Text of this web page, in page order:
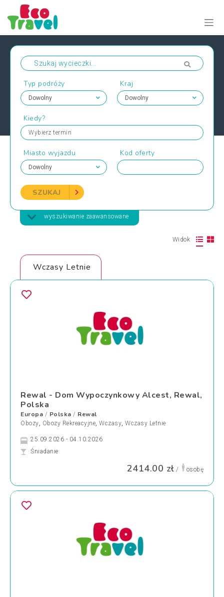
Typ podróży Kraj
Kiedy?
Wybierz termin
Miasto wyjazdu Kod oferty
SZUKAJ
wyszukiwanie zaawansowane
Widok
Wczasy Letnie
Rewal - Dom Wypoczynkowy Alcest, Rewal,
Polska
Europa / Polska / Rewal
Obozy, Obozy Rekreacyjne, Wczasy, Wczasy Letnie
25.09.2026 - 04.10.2026
Śniadanie
2414.00 zł / osobę